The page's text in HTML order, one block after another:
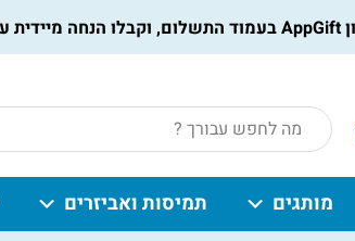
Products
search
מותגים תמיסות ואביזרים